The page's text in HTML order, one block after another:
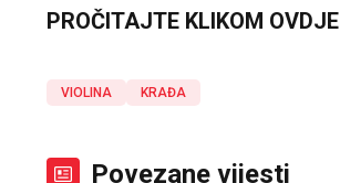
PROČITAJTE KLIKOM OVDJE
VIOLINA KRAĐA
Povezane vijesti